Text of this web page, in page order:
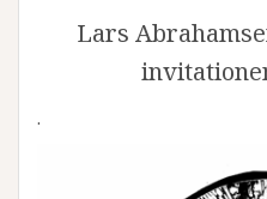
Lars
.